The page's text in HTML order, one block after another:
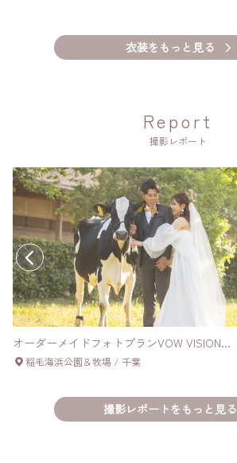
衣装をもっと見る
Report
撮影レポート
オーダーメイドフォトプランVOW VISION...
稲毛海浜公園＆牧場 / 千葉
撮影レポートをもっと見る